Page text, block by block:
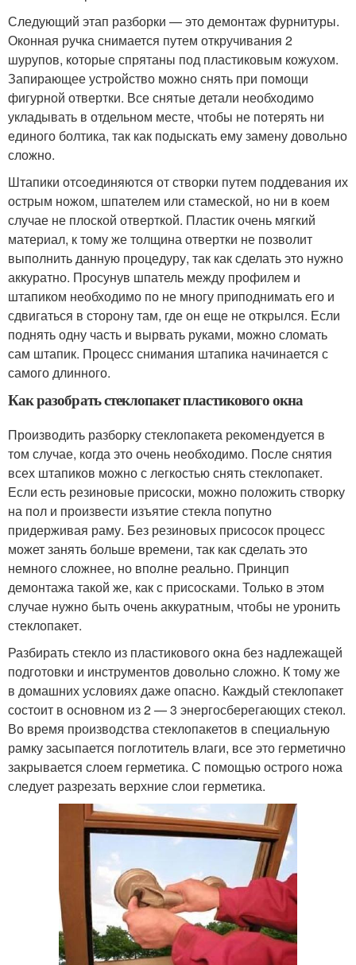
Следующий этап разборки — это демонтаж фурнитуры.
Оконная ручка снимается путем откручивания 2
шурупов, которые спрятаны под пластиковым кожухом.
Запирающее устройство можно снять при помощи
фигурной отвертки. Все снятые детали необходимо
укладывать в отдельном месте, чтобы не потерять ни
единого болтика, так как подыскать ему замену довольно
сложно.
Штапики отсоединяются от створки путем поддевания их
острым ножом, шпателем или стамеской, но ни в коем
случае не плоской отверткой. Пластик очень мягкий
материал, к тому же толщина отвертки не позволит
выполнить данную процедуру, так как сделать это нужно
аккуратно. Просунув шпатель между профилем и
штапиком необходимо по не многу приподнимать его и
сдвигаться в сторону там, где он еще не открылся. Если
поднять одну часть и вырвать руками, можно сломать
сам штапик. Процесс снимания штапика начинается с
самого длинного.
Как разобрать стеклопакет пластикового окна
Производить разборку стеклопакета рекомендуется в
том случае, когда это очень необходимо. После снятия
всех штапиков можно с легкостью снять стеклопакет.
Если есть резиновые присоски, можно положить створку
на пол и произвести изъятие стекла попутно
придерживая раму. Без резиновых присосок процесс
может занять больше времени, так как сделать это
немного сложнее, но вполне реально. Принцип
демонтажа такой же, как с присосками. Только в этом
случае нужно быть очень аккуратным, чтобы не уронить
стеклопакет.
Разбирать стекло из пластикового окна без надлежащей
подготовки и инструментов довольно сложно. К тому же
в домашних условиях даже опасно. Каждый стеклопакет
состоит в основном из 2 — 3 энергосберегающих стекол.
Во время производства стеклопакетов в специальную
рамку засыпается поглотитель влаги, все это герметично
закрывается слоем герметика. С помощью острого ножа
следует разрезать верхние слои герметика.